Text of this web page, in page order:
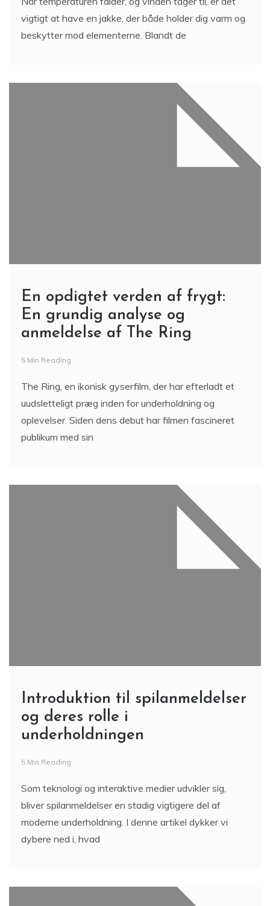
vigtigt at have en jakke, der både holder dig varm og
beskytter mod elementerne. Blandt de
En opdigtet verden af frygt:
En grundig analyse og
anmeldelse af The Ring
5 Min Reading
The Ring, en ikonisk gyserfilm, der har efterladt et
uudsletteligt præg inden for underholdning og
oplevelser. Siden dens debut har filmen fascineret
publikum med sin
Introduktion til spilanmeldelser
og deres rolle i
underholdningen
5 Min Reading
Som teknologi og interaktive medier udvikler sig,
bliver spilanmeldelser en stadig vigtigere del af
moderne underholdning. I denne artikel dykker vi
dybere ned i, hvad